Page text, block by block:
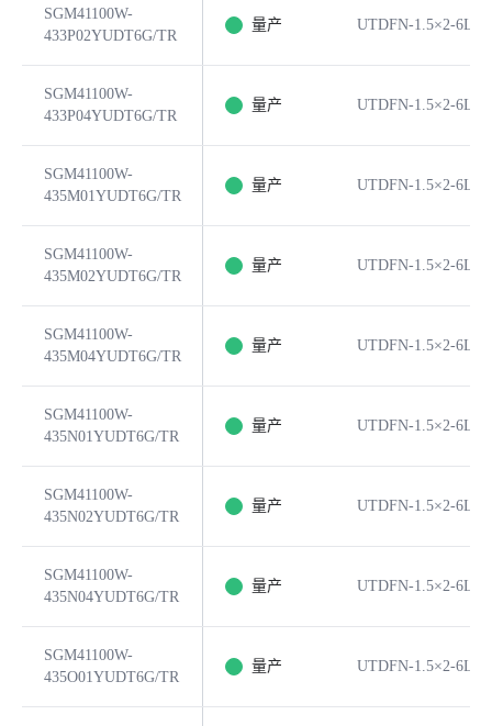
SGM41100W-
433P02YUDT6G/TR
量产 UTDFN-1.5×2-6L
SGM41100W-
433P04YUDT6G/TR
量产 UTDFN-1.5×2-6L
SGM41100W-
435M01YUDT6G/TR
量产 UTDFN-1.5×2-6L
SGM41100W-
435M02YUDT6G/TR
量产 UTDFN-1.5×2-6L
SGM41100W-
435M04YUDT6G/TR
量产 UTDFN-1.5×2-6L
SGM41100W-
435N01YUDT6G/TR
量产 UTDFN-1.5×2-6L
SGM41100W-
435N02YUDT6G/TR
量产 UTDFN-1.5×2-6L
SGM41100W-
435N04YUDT6G/TR
量产 UTDFN-1.5×2-6L
SGM41100W-
435O01YUDT6G/TR
量产 UTDFN-1.5×2-6L